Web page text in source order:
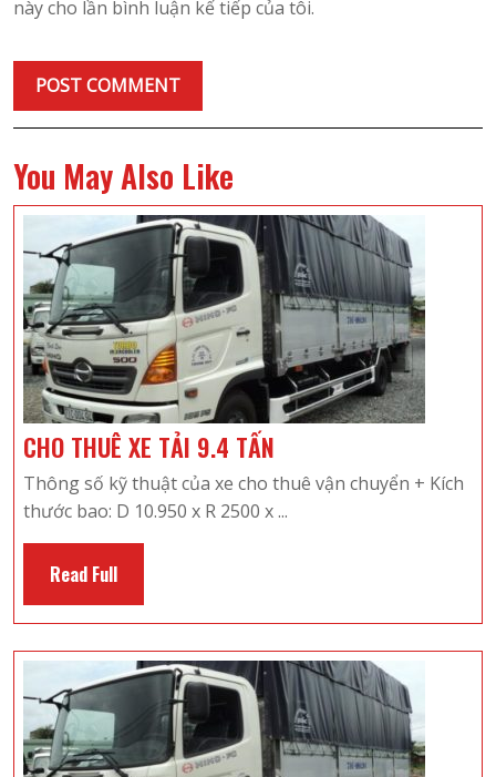
này cho lần bình luận kế tiếp của tôi.
You May Also Like
CHO THUÊ XE TẢI 9.4 TẤN
THUÊ
Thông số kỹ thuật của xe cho thuê vận chuyển + Kích
thước bao: D 10.950 x R 2500 x ...
Read FullRead
Full